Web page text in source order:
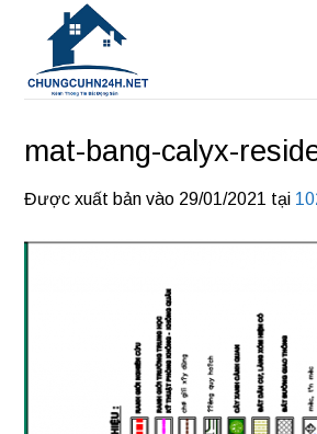
dung
mat-bang-calyx-
Được xuất bản vào 29/01/2021 tại